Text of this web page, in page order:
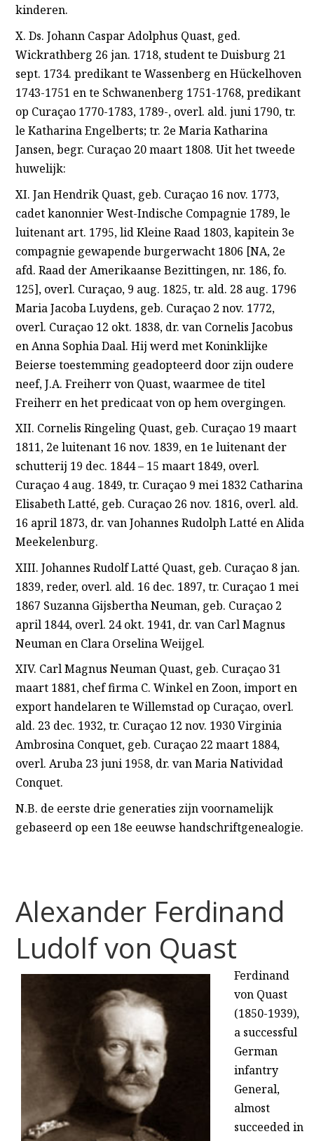
kinderen.
X. Ds. Johann Caspar Adolphus Quast, ged.
Wickrathberg 26 jan. 1718, student te Duisburg 21
sept. 1734. predikant te Wassenberg en Hückelhoven
1743-1751 en te Schwanenberg 1751-1768, predikant
op Curaçao 1770-1783, 1789-, overl. ald. juni 1790, tr.
le Katharina Engelberts; tr. 2e Maria Katharina
Jansen, begr. Curaçao 20 maart 1808. Uit het tweede
huwelijk:
XI. Jan Hendrik Quast, geb. Curaçao 16 nov. 1773,
cadet kanonnier West-Indische Compagnie 1789, le
luitenant art. 1795, lid Kleine Raad 1803, kapitein 3e
compagnie gewapende burgerwacht 1806 [NA, 2e
afd. Raad der Amerikaanse Bezittingen, nr. 186, fo.
125], overl. Curaçao, 9 aug. 1825, tr. ald. 28 aug. 1796
Maria Jacoba Luydens, geb. Curaçao 2 nov. 1772,
overl. Curaçao 12 okt. 1838, dr. van Cornelis Jacobus
en Anna Sophia Daal. Hij werd met Koninklijke
Beierse toestemming geadopteerd door zijn oudere
neef, J.A. Freiherr von Quast, waarmee de titel
Freiherr en het predicaat von op hem overgingen.
XII. Cornelis Ringeling Quast, geb. Curaçao 19 maart
1811, 2e luitenant 16 nov. 1839, en 1e luitenant der
schutterij 19 dec. 1844 – 15 maart 1849, overl.
Curaçao 4 aug. 1849, tr. Curaçao 9 mei 1832 Catharina
Elisabeth Latté, geb. Curaçao 26 nov. 1816, overl. ald.
16 april 1873, dr. van Johannes Rudolph Latté en Alida
Meekelenburg.
XIII. Johannes Rudolf Latté Quast, geb. Curaçao 8 jan.
1839, reder, overl. ald. 16 dec. 1897, tr. Curaçao 1 mei
1867 Suzanna Gijsbertha Neuman, geb. Curaçao 2
april 1844, overl. 24 okt. 1941, dr. van Carl Magnus
Neuman en Clara Orselina Weijgel.
XIV. Carl Magnus Neuman Quast, geb. Curaçao 31
maart 1881, chef firma C. Winkel en Zoon, import en
export handelaren te Willemstad op Curaçao, overl.
ald. 23 dec. 1932, tr. Curaçao 12 nov. 1930 Virginia
Ambrosina Conquet, geb. Curaçao 22 maart 1884,
overl. Aruba 23 juni 1958, dr. van Maria Natividad
Conquet.
N.B. de eerste drie generaties zijn voornamelijk
gebaseerd op een 18e eeuwse handschriftgenealogie.
Alexander Ferdinand
Ludolf von Quast
Ferdinand
von Quast
(1850-1939),
a successful
German
infantry
General,
almost
succeeded in